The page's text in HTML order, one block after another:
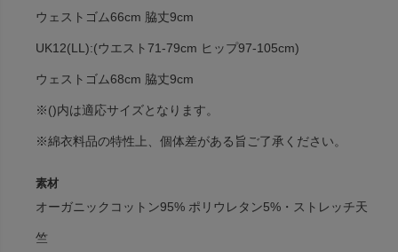
ウェストゴム66cm 脇丈9cm
UK12(LL):(ウエスト71-79cm ヒップ97-105cm)
ウェストゴム68cm 脇丈9cm
※()内は適応サイズとなります。
※綿衣料品の特性上、個体差がある旨ご了承ください。
素材
オーガニックコットン95% ポリウレタン5%・ストレッチ天
竺